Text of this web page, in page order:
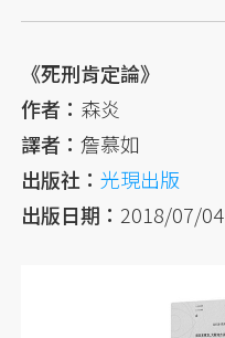
《死刑肯定論》
作者： 森炎
譯者：詹慕如
出版社：光現出版
出版日期： 2018/07/04